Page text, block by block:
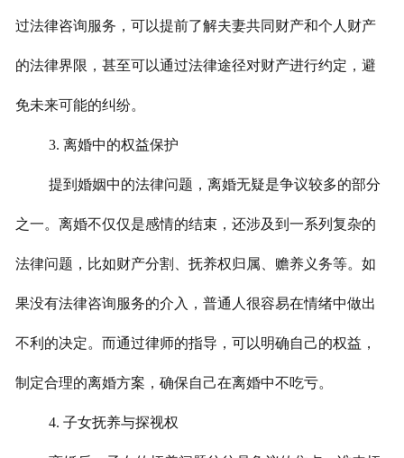
过法律咨询服务，可以提前了解夫妻共同财产和个人财产
的法律界限，甚至可以通过法律途径对财产进行约定，避
免未来可能的纠纷。
3. 离婚中的权益保护
提到婚姻中的法律问题，离婚无疑是争议较多的部分
之一。离婚不仅仅是感情的结束，还涉及到一系列复杂的
法律问题，比如财产分割、抚养权归属、赡养义务等。如
果没有法律咨询服务的介入，普通人很容易在情绪中做出
不利的决定。而通过律师的指导，可以明确自己的权益，
制定合理的离婚方案，确保自己在离婚中不吃亏。
4. 子女抚养与探视权